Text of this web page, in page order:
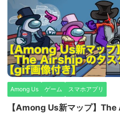
Among Us ゲーム スマホアプリ
【Among Us新マップ】